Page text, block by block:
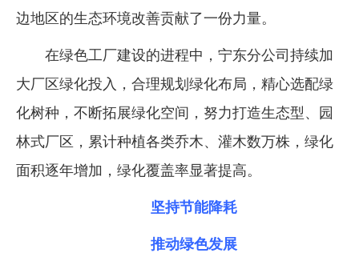
边地区的生态环境改善贡献了一份力量。
在绿色工厂建设的进程中，宁东分公司持续加
大厂区绿化投入，合理规划绿化布局，精心选配绿
化树种，不断拓展绿化空间，努力打造生态型、园
林式厂区，累计种植各类乔木、灌木数万株，绿化
面积逐年增加，绿化覆盖率显著提高。
坚持节能降耗
推动绿色发展